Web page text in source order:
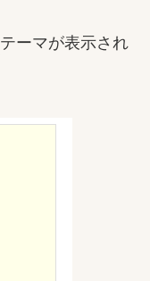
テーマが表示され